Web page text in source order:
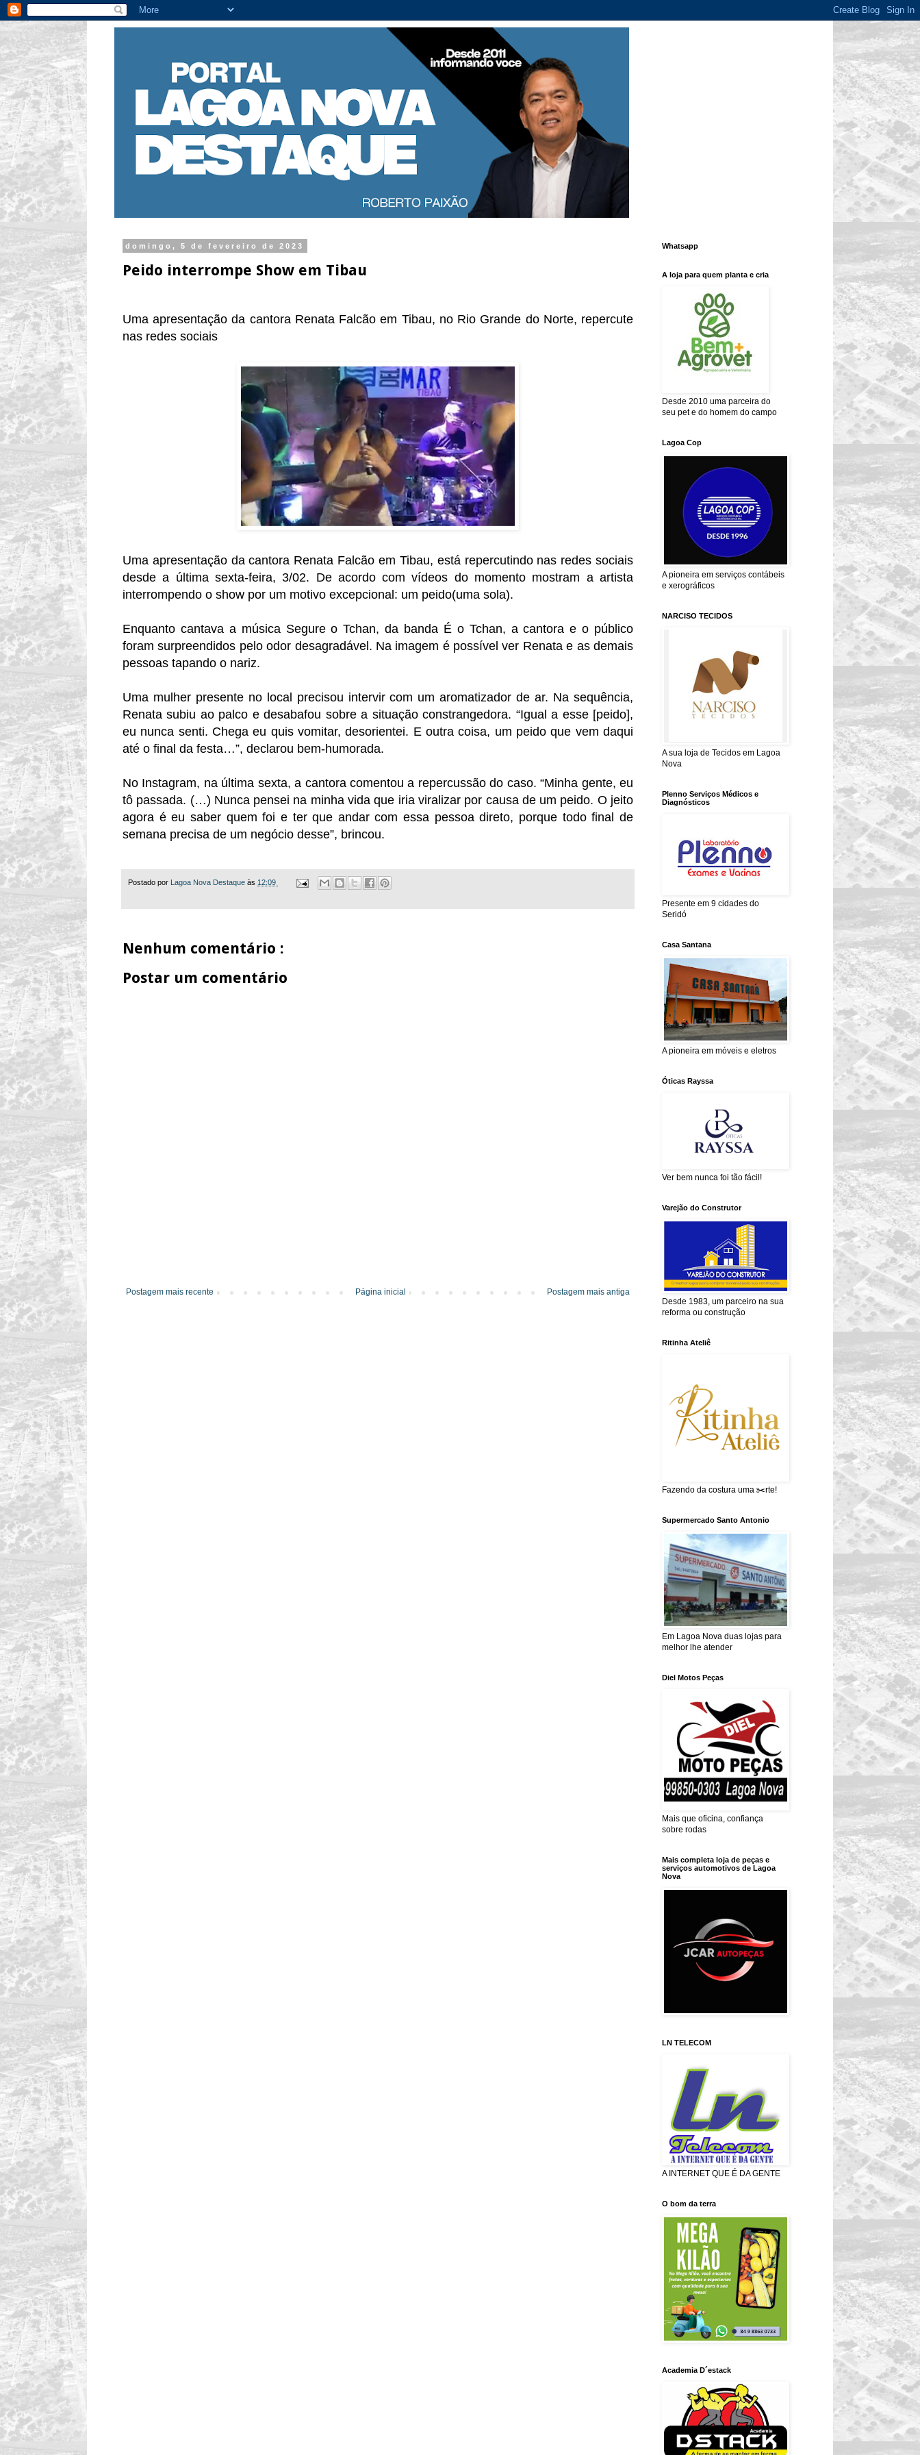
domingo, 5 de fevereiro de 2023
Peido interrompe Show em Tibau
Uma apresentação da cantora Renata Falcão em Tibau, no Rio Grande do Norte, repercute
nas redes sociais
Uma apresentação da cantora Renata Falcão em Tibau, está repercutindo nas redes sociais
desde a última sexta-feira, 3/02. De acordo com vídeos do momento mostram a artista
interrompendo o show por um motivo excepcional: um peido(uma sola).
Enquanto cantava a música Segure o Tchan, da banda É o Tchan, a cantora e o público
foram surpreendidos pelo odor desagradável. Na imagem é possível ver Renata e as demais
pessoas tapando o nariz.
Uma mulher presente no local precisou intervir com um aromatizador de ar. Na sequência,
Renata subiu ao palco e desabafou sobre a situação constrangedora. “Igual a esse [peido],
eu nunca senti. Chega eu quis vomitar, desorientei. E outra coisa, um peido que vem daqui
até o final da festa…”, declarou bem-humorada.
No Instagram, na última sexta, a cantora comentou a repercussão do caso. “Minha gente, eu
tô passada. (…) Nunca pensei na minha vida que iria viralizar por causa de um peido. O jeito
agora é eu saber quem foi e ter que andar com essa pessoa direto, porque todo final de
semana precisa de um negócio desse”, brincou.
Postado por Lagoa Nova Destaque às 12:09
Nenhum comentário :
Postar um comentário
Postagem mais recente Postagem mais antiga
Página inicial
Whatsapp
A loja para quem planta e cria
Desde 2010 uma parceira do
seu pet e do homem do campo
Lagoa Cop
A pioneira em serviços contábeis
e xerográficos
NARCISO TECIDOS
A sua loja de Tecidos em Lagoa
Nova
Plenno Serviços Médicos e
Diagnósticos
Presente em 9 cidades do
Seridó
Casa Santana
A pioneira em móveis e eletros
Óticas Rayssa
Ver bem nunca foi tão fácil!
Varejão do Construtor
Desde 1983, um parceiro na sua
reforma ou construção
Ritinha Ateliê
Fazendo da costura uma ✂️rte!
Supermercado Santo Antonio
Em Lagoa Nova duas lojas para
melhor lhe atender
Diel Motos Peças
Mais que oficina, confiança
sobre rodas
Mais completa loja de peças e
serviços automotivos de Lagoa
Nova
LN TELECOM
A INTERNET QUE É DA GENTE
O bom da terra
Academia D´estack